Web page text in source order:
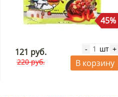
45%
121 руб.
220 руб.
- шт +
В корзину